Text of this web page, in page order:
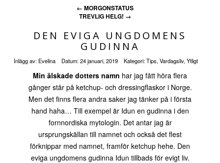
← MORGONSTATUS
TREVLIG HELG! →
DEN EVIGA UNGDOMENS
GUDINNA
Inlägg av: Evelina Datum:24 januari, 2019 Kategori:Tips, Vardagsliv, Ytligt
Min älskade dotters namn har jag fått höra flera
gånger står på ketchup- och dressingflaskor i Norge.
Men det finns flera andra saker jag tänker på i första
hand haha… Till exempel är Idun en gudinna i den
fornnordiska mytologin. Det antar jag är
ursprungskällan till namnet och också det flest
förknippar med namnet, framför ketchup hehe. Den
eviga ungdomens gudinna Idun tillbads för evigt liv.